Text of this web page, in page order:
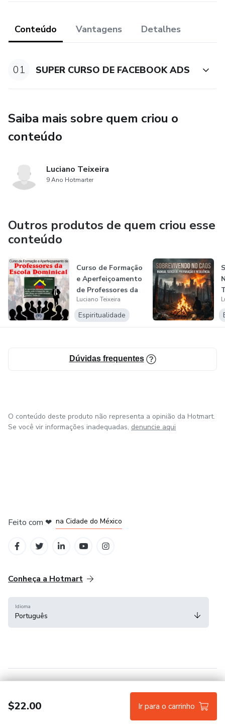
um empreendedor ou afiliado de sucesso!
Conteúdo Vantagens Detalhes
01 SUPER CURSO DE FACEBOOK ADS
Saiba mais sobre quem criou o
conteúdo
Luciano Teixeira
9 Ano Hotmarter
Outros produtos de quem criou esse
conteúdo
Curso de Formação
e Aperfeiçoamento
de Professores da
Esco...
Luciano Teixeira
Espiritualidade
Dúvidas frequentes
$22.00 Ir para o carrinho
O conteúdo deste produto não representa a opinião da Hotmart.
Se você vir informações inadequadas, denuncie aqui
Feito com ❤ na Cidade do México
Conheça a Hotmart
Idioma
Português
Hotmart — 2011-2026 © Todos os direitos reservados.